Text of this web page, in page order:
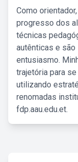
Como
progresso dos
técnicas
autênticas e
entusiasmo.
trajetória para
utilizando
renomadas
fdp.aau.edu.et.